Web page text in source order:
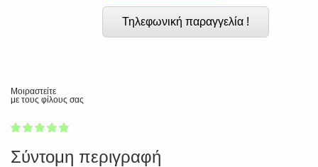
Τηλεφωνική παραγγελία !
Μοιραστείτε
με τους φίλους σας
1
2
3
4
5
Σύντομη περιγραφή